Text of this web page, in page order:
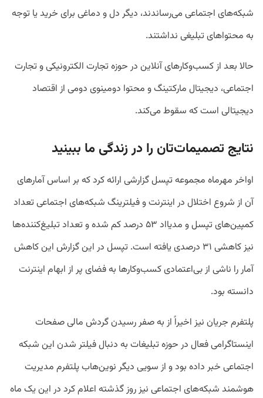
شبکه‌های اجتماعی می‌رساندند، دیگر دل و دماغی برای خرید یا توجه
به محتواهای تبلیغی نداشتند.
حالا بعد از کسب‌وکارهای آنلاین در حوزه تجارت الکترونیکی و تجارت
اجتماعی، دیجیتال مارکتینگ و محتوا دومینوی دومی از اقتصاد
دیجیتالی است که سقوط می‌کند.
نتایج تصمیمات‌تان را در زندگی ما ببینید
اواخر مهرماه مجموعه تپسل گزارشی ارائه کرد که بر اساس آمارهای
آن از شروع اختلال در اینترنت و فیلترینگ شبکه‌های اجتماعی تعداد
کمپین‌های تپسل و مدیااد ۵۳ درصد کم شده و تعداد تبلیغ‌کننده‌ها
نیز کاهشی ۳۱ درصدی یافته است. تپسل در این گزارش این کاهش
آمار را ناشی از بی‌اعتمادی کسب‌وکارها به فضای پر از ابهام اینترنت
دانسته بود.
پلتفرم جریان نیز اخیراً از به صفر رسیدن گردش مالی صفحات
اینستاگرامی فعال در حوزه تبلیغات به دنبال فیلتر شدن این شبکه
اجتماعی خبر داده بود و از سویی دیگر نوین‌هاب پلتفرم مدیریت
هوشمند شبکه‌های اجتماعی نیز روز گذشته اعلام کرد در این یک ماه